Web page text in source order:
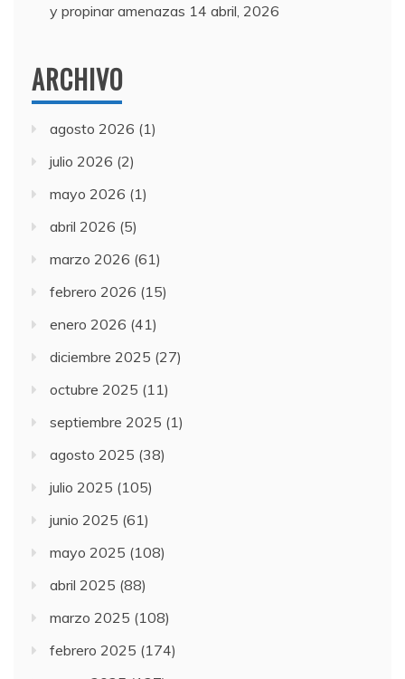
y propinar amenazas 14 abril, 2026
ARCHIVO
agosto 2026 (1)
julio 2026 (2)
mayo 2026 (1)
abril 2026 (5)
marzo 2026 (61)
febrero 2026 (15)
enero 2026 (41)
diciembre 2025 (27)
octubre 2025 (11)
septiembre 2025 (1)
agosto 2025 (38)
julio 2025 (105)
junio 2025 (61)
mayo 2025 (108)
abril 2025 (88)
marzo 2025 (108)
febrero 2025 (174)